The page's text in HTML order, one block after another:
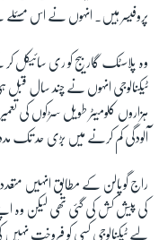
زبان
پروفیسر ہیں۔ انہوں نے اس مسئلے
وہ پلاسٹک گاربیج کو ری سائیکل
ٹیکنالوجی انہوں نے چند سال
ہزاروں کلومیٹر طویل سڑکوں کی
آلودگی کم کرنے میں بڑی حد تک
راج گوپالن کے مطابق انہیں
کی پیش کش کی گئی تھی لیکن وہ
لیے ٹیکنالوجی کسی کو فروخت نہیں